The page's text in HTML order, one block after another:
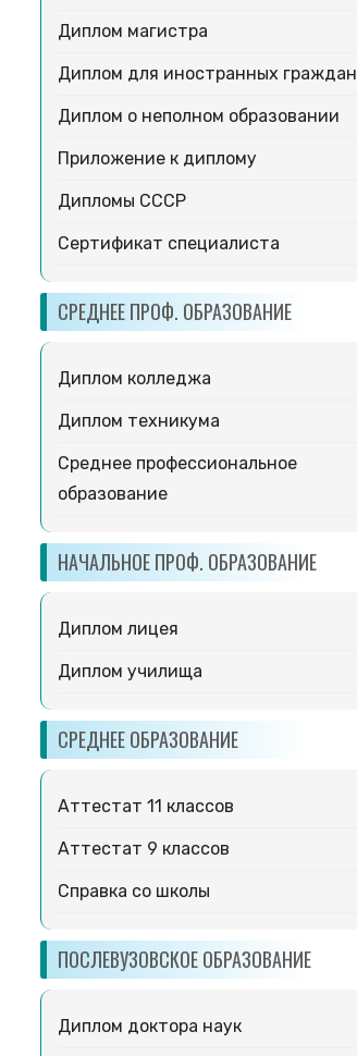
Диплом магистра
Диплом для иностранных граждан
Диплом о неполном образовании
Приложение к диплому
Дипломы СССР
Сертификат специалиста
СРЕДНЕЕ ПРОФ. ОБРАЗОВАНИЕ
Диплом колледжа
Диплом техникума
Среднее профессиональное
образование
НАЧАЛЬНОЕ ПРОФ. ОБРАЗОВАНИЕ
Диплом лицея
Диплом училища
СРЕДНЕЕ ОБРАЗОВАНИЕ
Аттестат 11 классов
Аттестат 9 классов
Справка со школы
ПОСЛЕВУЗОВСКОЕ ОБРАЗОВАНИЕ
Диплом доктора наук